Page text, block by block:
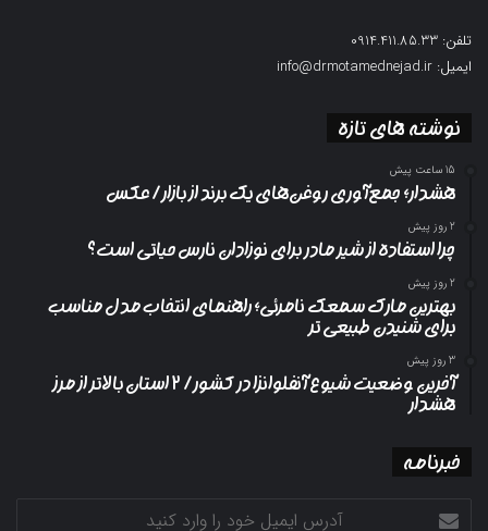
تلفن: 0914.411.85.33
ایمیل: info@drmotamednejad.ir
نوشته های تازه
15 ساعت پیش
هشدار؛ جمع‌آوری روغن‌های یک برند از بازار/ عکس
2 روز پیش
چرا استفاده از شیر مادر برای نوزادان نارس حیاتی است؟
2 روز پیش
بهترین مارک سمعک نامرئی؛ راهنمای انتخاب مدل مناسب
برای شنیدن طبیعی تر
3 روز پیش
آخرین وضعیت شیوع آنفلوانزا در کشور/ ۲ استان بالاتر از مرز
هشدار
خبرنامه
آدرس